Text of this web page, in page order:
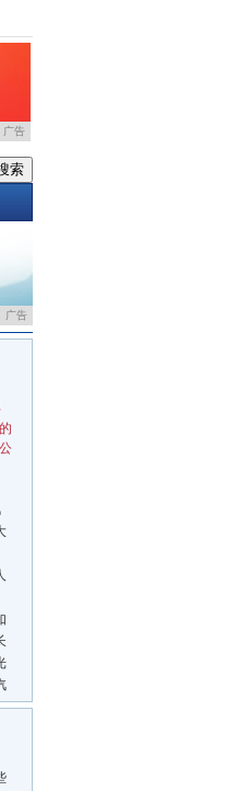
广告
·可以用手机刷二维码了！朝鲜人民送给自
广告